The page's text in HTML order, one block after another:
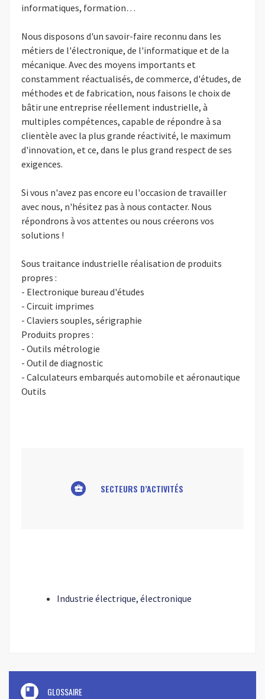
informatiques, formation…
Nous disposons d'un savoir-faire reconnu dans les
métiers de l'électronique, de l'informatique et de la
mécanique. Avec des moyens importants et
constamment réactualisés, de commerce, d'études, de
méthodes et de fabrication, nous faisons le choix de
bâtir une entreprise réellement industrielle, à
multiples compétences, capable de répondre à sa
clientèle avec la plus grande réactivité, le maximum
d'innovation, et ce, dans le plus grand respect de ses
exigences.
Si vous n'avez pas encore eu l'occasion de travailler
avec nous, n'hésitez pas à nous contacter. Nous
répondrons à vos attentes ou nous créerons vos
solutions !
Sous traitance industrielle réalisation de produits
propres :
- Electronique bureau d'études
- Circuit imprimes
- Claviers souples, sérigraphie
Produits propres :
- Outils métrologie
- Outil de diagnostic
- Calculateurs embarqués automobile et aéronautique
Outils
business_center SECTEURS D’ACTIVITÉS
Industrie électrique, électronique
book GLOSSAIRE